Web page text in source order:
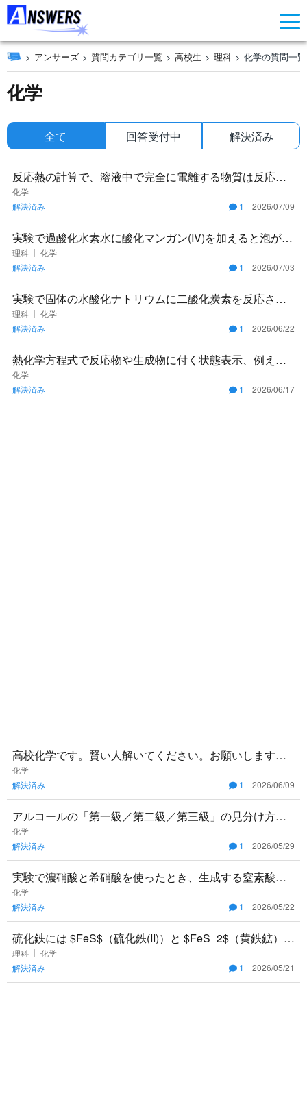
アンサーズ 質問カテゴリ一覧 高校生 理科 化学の質問一覧
化学
全て 回答受付中 解決済み
反応熱の計算で、溶液中で完全に電離する物質は反応式
を $NaOH(aq)$ のまま扱うべきか、それともイオンの形
$Na
化学
解決済み
1 2026/07/09
実験で過酸化水素水に酸化マンガン(IV)を加えると泡が出
て酸素が発生しますが、教科書に載っている分解反応式
は $2H_2
理科
化学
解決済み
1 2026/07/03
実験で固体の水酸化ナトリウムに二酸化炭素を反応させ
るとき、生成物が炭酸ナトリウムになるのか炭酸水素ナ
トリウムになるのかが
理科
化学
解決済み
1 2026/06/22
熱化学方程式で反応物や生成物に付く状態表示、例えば
(s), (l), (g), (aq) の意味がよく分かりません。特
化学
解決済み
1 2026/06/17
高校化学です。賢い人解いてください。お願いします。
全部で10問あります。 1. 次の文章のうち正しいものを選
べ ①電解質
化学
解決済み
1 2026/06/09
アルコールの「第一級／第二級／第三級」の見分け方が
よく分かりません。具体的に次の化合物それぞれはどの
級に当たるか教えてく
化学
解決済み
1 2026/05/29
実験で濃硝酸と希硝酸を使ったとき、生成する窒素酸化
物が変わる理由がよく分かりません。 例えば、濃い$HN
O_3$で金属（
化学
解決済み
1 2026/05/22
硫化鉄には $FeS$（硫化鉄(II)）と $FeS_2$（黄鉄鉱）が
あると聞きました。これらを希塩酸 $HCl$（過剰
理科
化学
解決済み
1 2026/05/21